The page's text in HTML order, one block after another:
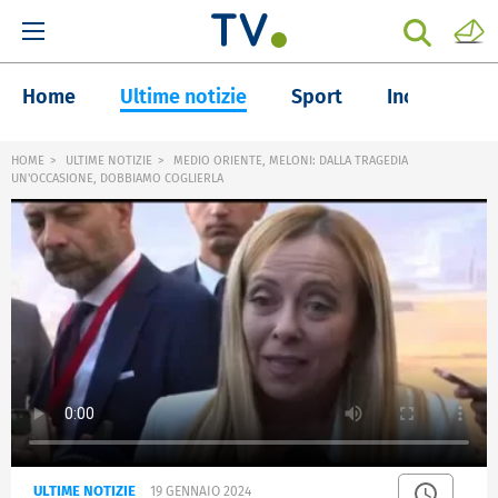
Home Ultime notizie Sport Inchieste
HOME ULTIME NOTIZIE
MEDIO ORIENTE, MELONI: DALLA TRAGEDIA
UN'OCCASIONE, DOBBIAMO COGLIERLA
ULTIME NOTIZIE 19 GENNAIO 2024